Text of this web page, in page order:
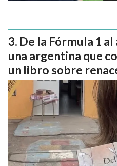
De la Fórmula 1
una argentina que
un libro sobre